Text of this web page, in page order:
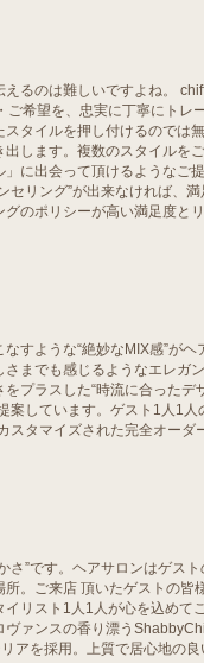
えるのは難しいですよね。
ご希望を、忠実に丁寧にトレ
タイルを押し付けるのでは
します。複数のスタイルを
に出会って頂けるようなご
セリング”が出来なければ、満
のポリシーが高い満足度と
すような“絶妙なMIX感”がヘ
までも感じるようなエレガ
プラスした“時流に合ったデ
案しています。ゲスト1人1人
スタマイズされた完全オーダ
さ”です。ヘアサロンはゲスト
。ご来店 頂いたゲストの皆
リスト1人1人が心を込めて
ヴァンスの香り漂う
アを採用。上質で居心地の良